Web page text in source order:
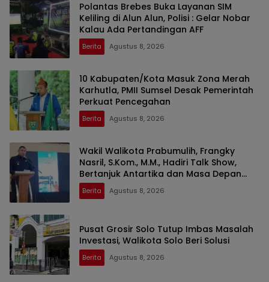
Polantas Brebes Buka Layanan SIM
Keliling di Alun Alun, Polisi : Gelar Nobar
Kalau Ada Pertandingan AFF
Berita Agustus 8, 2026
10 Kabupaten/Kota Masuk Zona Merah
Karhutla, PMII Sumsel Desak Pemerintah
Perkuat Pencegahan
Berita Agustus 8, 2026
Wakil Walikota Prabumulih, Frangky
Nasril, S.Kom., M.M., Hadiri Talk Show,
Bertanjuk Antartika dan Masa Depan
Bumi di SMAN 2 Prabumulih
Berita Agustus 8, 2026
Pusat Grosir Solo Tutup Imbas Masalah
Investasi, Walikota Solo Beri Solusi
Berita Agustus 8, 2026